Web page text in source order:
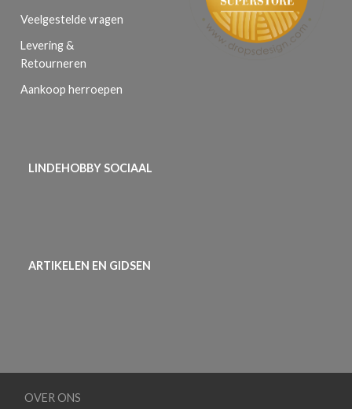
Veelgestelde vragen
Levering &
Retourneren
Aankoop herroepen
LINDEHOBBY SOCIAAL
ARTIKELEN EN GIDSEN
OVER ONS